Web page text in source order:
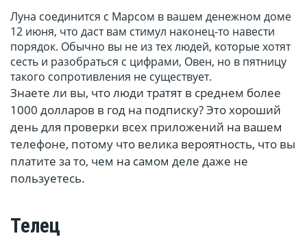
Луна соединится с Марсом в вашем денежном доме
12 июня, что даст вам стимул наконец-то навести
порядок. Обычно вы не из тех людей, которые хотят
сесть и разобраться с цифрами, Овен, но в пятницу
такого сопротивления не существует.
Знаете ли вы, что люди тратят в среднем более
1000 долларов в год на подписку? Это хороший
день для проверки всех приложений на вашем
телефоне, потому что велика вероятность, что вы
платите за то, чем на самом деле даже не
пользуетесь.
Телец